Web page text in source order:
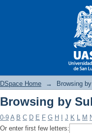
DSpace Home → Browsing
Browsing by
0-9 A B C D E F G H J K L M
Or enter first few letters: